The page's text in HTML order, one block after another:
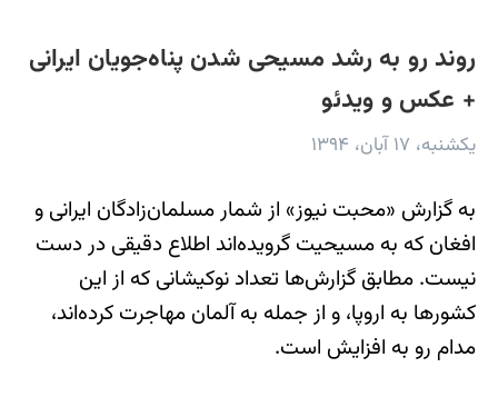
روند رو به رشد مسیحی شدن پناه‌جویان ایرانی
+ عکس و ویدئو
یکشنبه، ۱۷ آبان، ۱۳۹۴
به گزارش «محبت نیوز» از شمار مسلمان‌زادگان ایرانی و
افغان که به مسیحیت گرویده‌اند اطلاع دقیقی در دست
نیست. مطابق گزارش‌ها تعداد نوکیشانی که از این
کشورها به اروپا، و از جمله به آلمان مهاجرت کرده‌اند،
مدام رو به افزایش است.